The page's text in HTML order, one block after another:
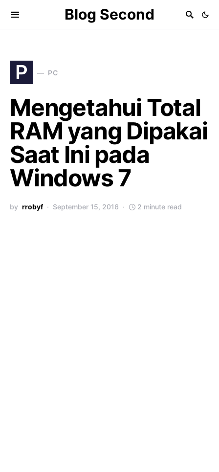
Blog Second
P PC
Mengetahui Total
RAM yang Dipakai
Saat Ini pada
Windows 7
by rrobyf September 15, 2016 2 minute read